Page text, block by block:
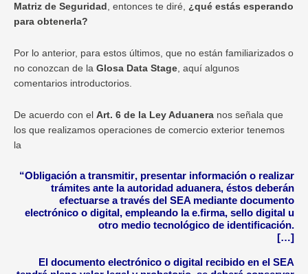
Matriz de Seguridad
, entonces te diré, ¿qué estás esperando
para obtenerla?
Por lo anterior, para estos últimos, que no están familiarizados o
no conozcan de la Glosa Data Stage , aquí algunos
comentarios introductorios.
De acuerdo con el Art. 6 de la Ley Aduanera nos señala que
los que realizamos operaciones de comercio exterior tenemos
la
“Obligación atransmitir, presentar información o realizar
trámites ante la autoridad aduanera, éstos deberán
efectuarse a través del SEA mediante documento
electrónico o digital, empleando la e.firma, sello digital u
otro medio tecnológico de identificación.
[…]
El documento electrónico o digital recibido en el SEA